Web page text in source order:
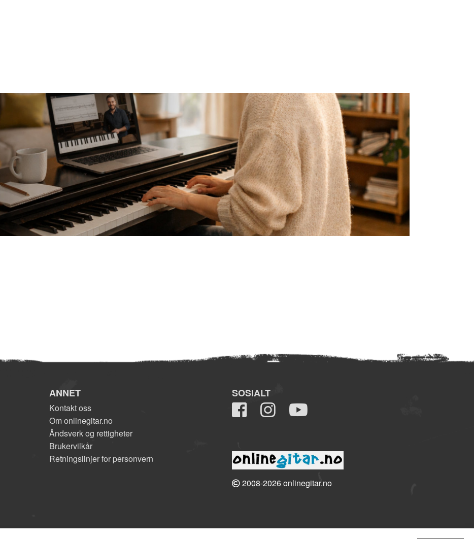
ANNET
Kontakt oss
Om onlinegitar.no
Åndsverk og rettigheter
Brukervilkår
Retningslinjer for personvern
SOSIALT
2008-2026 onlinegitar.no